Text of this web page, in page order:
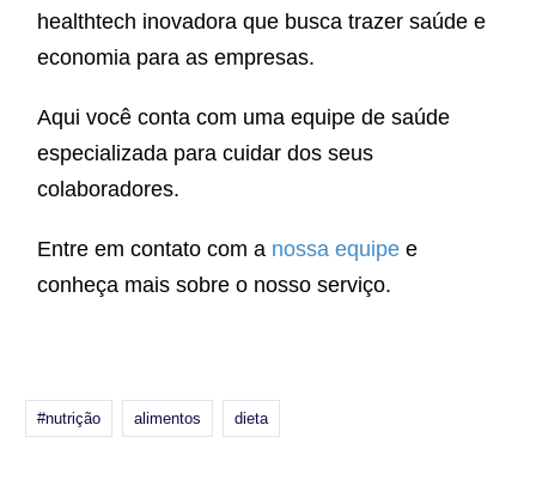
healthtech inovadora que busca trazer saúde e
economia para as empresas.
Aqui você conta com uma equipe de saúde
especializada para cuidar dos seus
colaboradores.
Entre em contato com a nossa equipe e
conheça mais sobre o nosso serviço.
#nutrição alimentos dieta